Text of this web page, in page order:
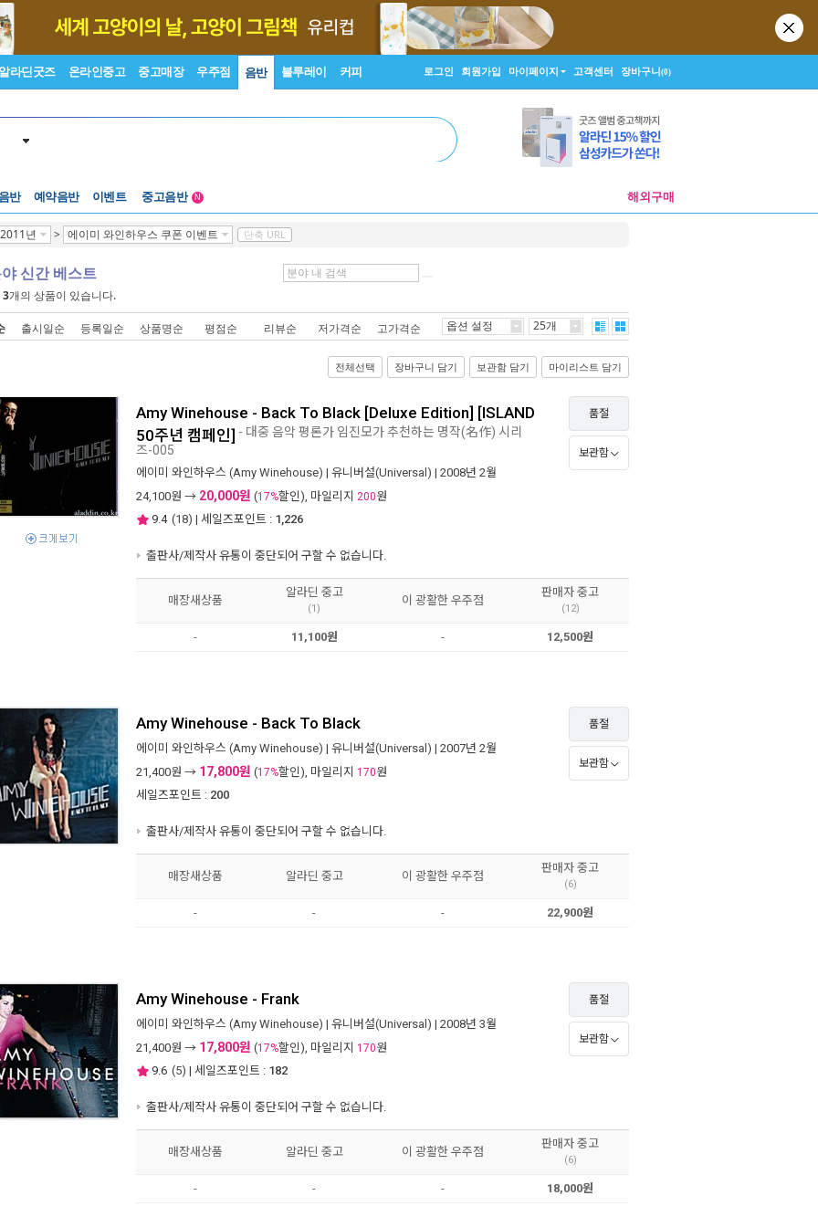
라딘굿즈 온라인중고 중고매장 우주점 음반 블루레이 커피 로그인 회원가입 마이페이지 고객센터 장바구니(0)
반 예약음반 이벤트
중고음반
중고음반
N 해외구매
2011년 > 에이미 와인하우스 쿠폰 이벤트 단축 URL
신간 베스트
3개의 상품이 있습니다.
출시일순 등록일순 상품명순 평점순 리뷰순 저가격순 고가격순 옵션 설정 25개
전체선택 장바구니 담기 보관함 담기 마이리스트 담기
Amy Winehouse - Back To Black [Deluxe Edition] [ISLAND
50주년 캠페인] - 대중 음악 평론가 임진모가 추천하는 명작(名作) 시리
즈-005
에이미 와인하우스 (Amy Winehouse) | 유니버설(Universal) | 2008년 2월
24,100원 → 20,000원 (17%할인), 마일리지 200원
9.4 (18) | 세일즈포인트 : 1,226
출판사/제작사 유통이 중단되어 구할 수 없습니다.
품절
보관함
매장새상품
알라딘 중고
(1)
이 광활한 우주점
판매자 중고
(12)
- 11,100원 - 12,500원
Amy Winehouse - Back To Black
에이미 와인하우스 (Amy Winehouse) | 유니버설(Universal) | 2007년 2월
21,400원 → 17,800원 (17%할인), 마일리지 170원
세일즈포인트 : 200
출판사/제작사 유통이 중단되어 구할 수 없습니다.
품절
보관함
매장새상품 알라딘 중고 이 광활한 우주점
판매자 중고
(6)
- - - 22,900원
Amy Winehouse - Frank
에이미 와인하우스 (Amy Winehouse) | 유니버설(Universal) | 2008년 3월
21,400원 → 17,800원 (17%할인), 마일리지 170원
9.6 (5) | 세일즈포인트 : 182
출판사/제작사 유통이 중단되어 구할 수 없습니다.
품절
보관함
매장새상품 알라딘 중고 이 광활한 우주점
판매자 중고
(6)
- - - 18,000원